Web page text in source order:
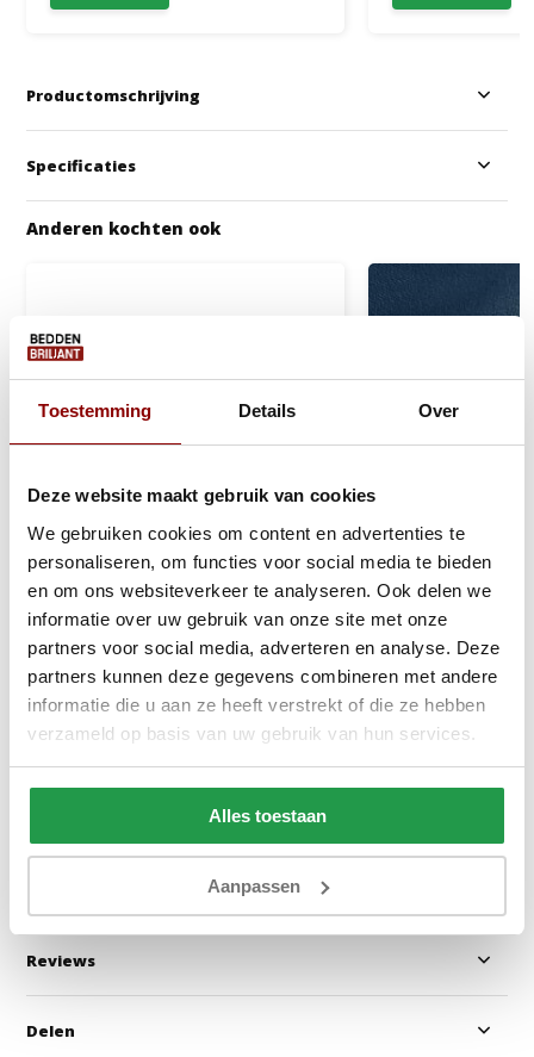
Toestemming Details Over
Deze website maakt gebruik van cookies
We gebruiken cookies om content en advertenties te
personaliseren, om functies voor social media te bieden
en om ons websiteverkeer te analyseren. Ook delen we
informatie over uw gebruik van onze site met onze
partners voor social media, adverteren en analyse. Deze
partners kunnen deze gegevens combineren met andere
informatie die u aan ze heeft verstrekt of die ze hebben
verzameld op basis van uw gebruik van hun services.
Alles toestaan
Aanpassen
Productomschrijving
Specificaties
Anderen kochten ook
Monolith 84 - Velvet Lichtgrijs
1 - 2 werkdagen
Bekijken
Manila 26 -
1 - 2
Bekijken
Reviews
Delen